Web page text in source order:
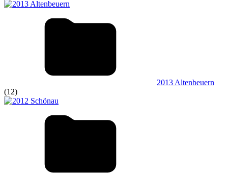
2013 Altenbeuern
(12)